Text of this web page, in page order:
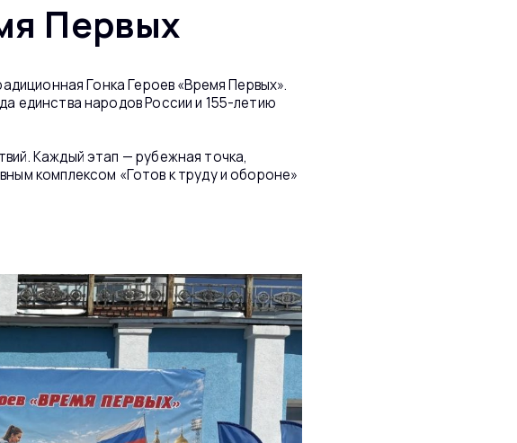
Первых
Гонка Героев «Время Первых».
единства народов России и 155-летию
Каждый этап — рубежная точка,
комплексом «Готов к труду и обороне»